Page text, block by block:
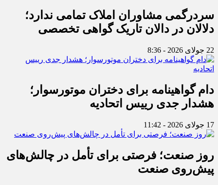
سردرگمی مشاوران املاک تمامی ندارد؛
دلالان در دالان تاریک گواهی تخصصی
22 جولای 2026 - 8:36
دام گواهینامه برای دختران موتورسوار؛
هشدار جدی رییس اتحادیه
17 جولای 2026 - 11:42
روز صنعت؛ فرصتی برای تأمل در چالش‌های
پیش‌روی صنعت